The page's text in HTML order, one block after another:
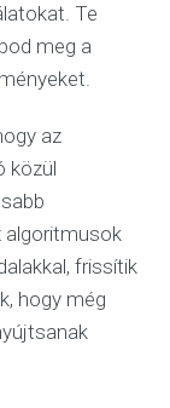
Te
meg a
az
közül
algoritmusok
frissítik
hogy még